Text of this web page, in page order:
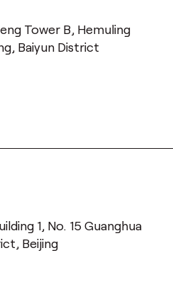
Tower B, Hemuling
Baiyun District
1, No. 15 Guanghua
Beijing